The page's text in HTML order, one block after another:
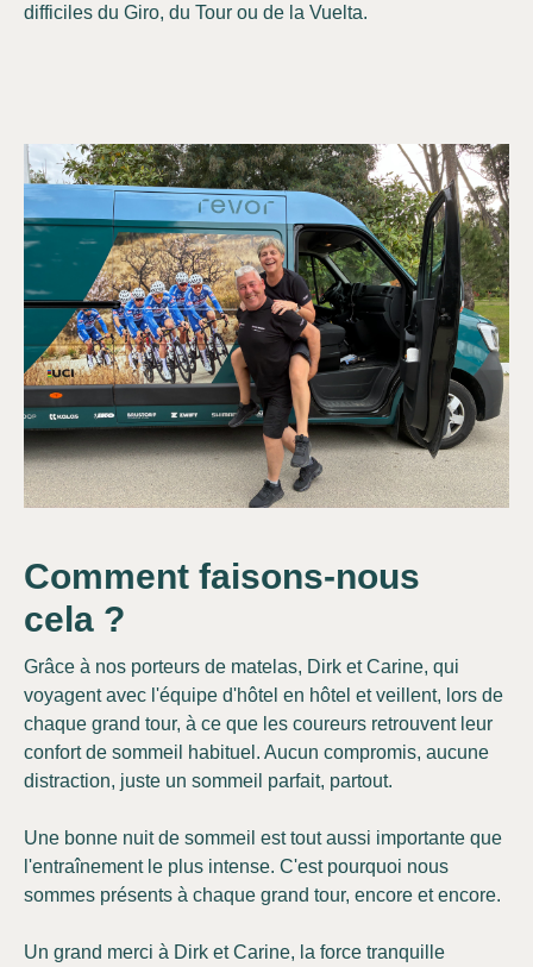
difficiles du Giro, du Tour ou de la Vuelta.
Comment faisons-nous
cela ?
Grâce à nos porteurs de matelas, Dirk et Carine, qui
voyagent avec l'équipe d'hôtel en hôtel et veillent, lors de
chaque grand tour, à ce que les coureurs retrouvent leur
confort de sommeil habituel. Aucun compromis, aucune
distraction, juste un sommeil parfait, partout.
Une bonne nuit de sommeil est tout aussi importante que
l'entraînement le plus intense. C'est pourquoi nous
sommes présents à chaque grand tour, encore et encore.
Un grand merci à Dirk et Carine, la force tranquille